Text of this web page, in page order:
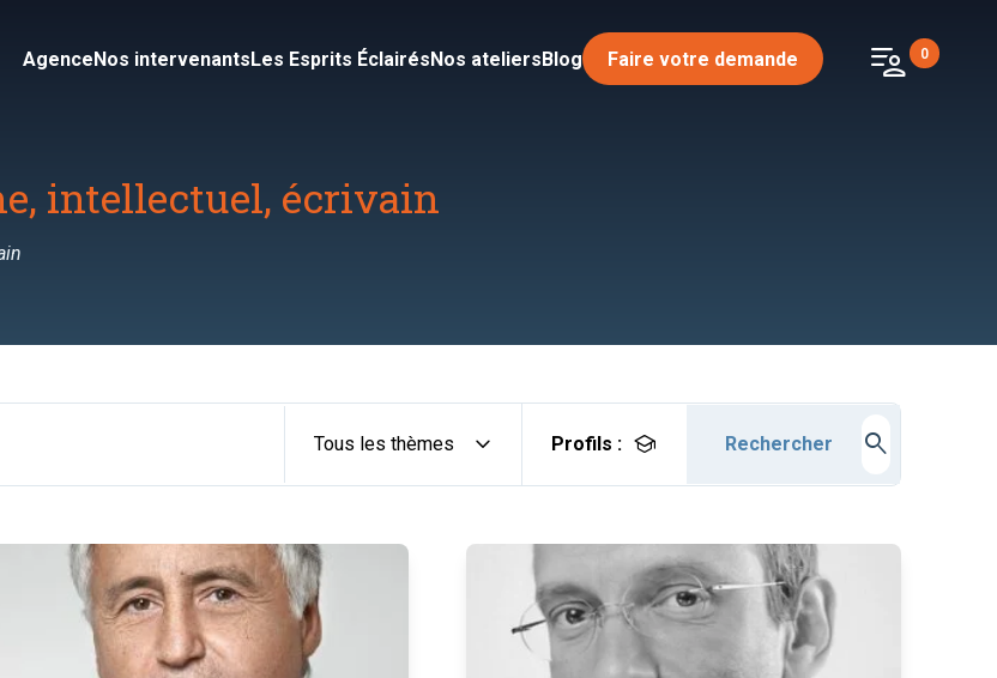
AgenceNos intervenantsLes Esprits ÉclairésNos ateliersBlog Faire votre demande patient_list 0
intellectuel, écrivain
Tous les thèmes expand_more Profils : school Rechercher search